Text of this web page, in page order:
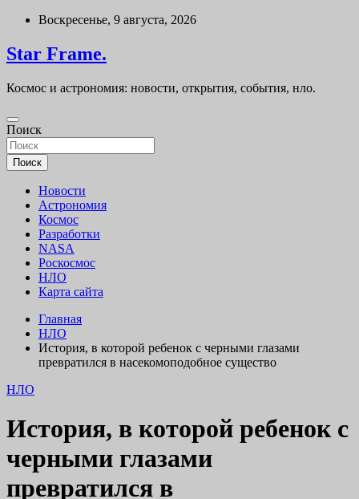
Перейти
содержимому
Воскресенье, 9 августа, 2026
Star Frame.
Космос и астрономия: новости, открытия, события, нло.
Поиск
Поиск
Новости
Астрономия
Космос
Разработки
NASA
Роскосмос
НЛО
Карта сайта
Главная
НЛО
История, в которой ребенок с черными глазами
превратился в насекомоподобное существо
НЛО
История, в которой ребенок с
черными глазами
превратился в